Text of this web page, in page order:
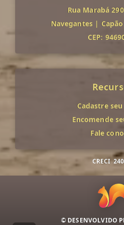
Rua Marabá
Navegantes |
CEP:
Cadastre
Encomende
Fale
CRECI
© DESENVOLVIDO